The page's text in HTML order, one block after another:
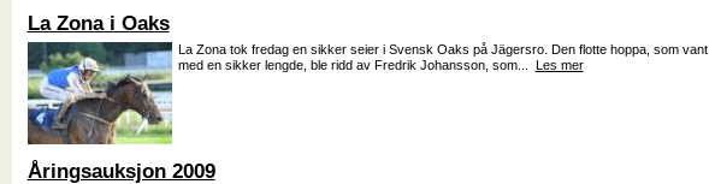
La Zona i Oaks
La Zona tok fredag en sikker seier i Svensk Oaks på Jägersro. Den flotte hoppa, som vant
med en sikker lengde, ble ridd av Fredrik Johansson, som... Les mer
Åringsauksjon 2009